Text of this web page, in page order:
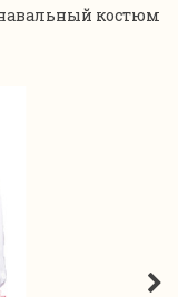
костюм